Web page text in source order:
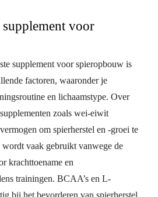
supplement voor
supplement voor spieropbouw is
factoren, waaronder je
en lichaamstype. Over
zoals wei-eiwit
om spierherstel en -groei te
wordt vaak gebruikt vanwege de
krachttoename en
trainingen. BCAA’s en L-
bij het bevorderen van spierherstel